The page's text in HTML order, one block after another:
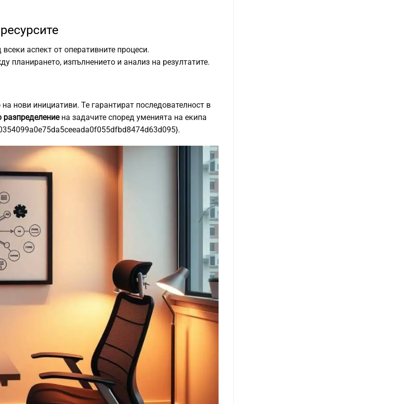
аспект от оперативните процеси.
планирането, изпълнението и анализ на резултатите.
нови инициативи. Те гарантират последователност в
разпределениена задачите според уменията на екипа